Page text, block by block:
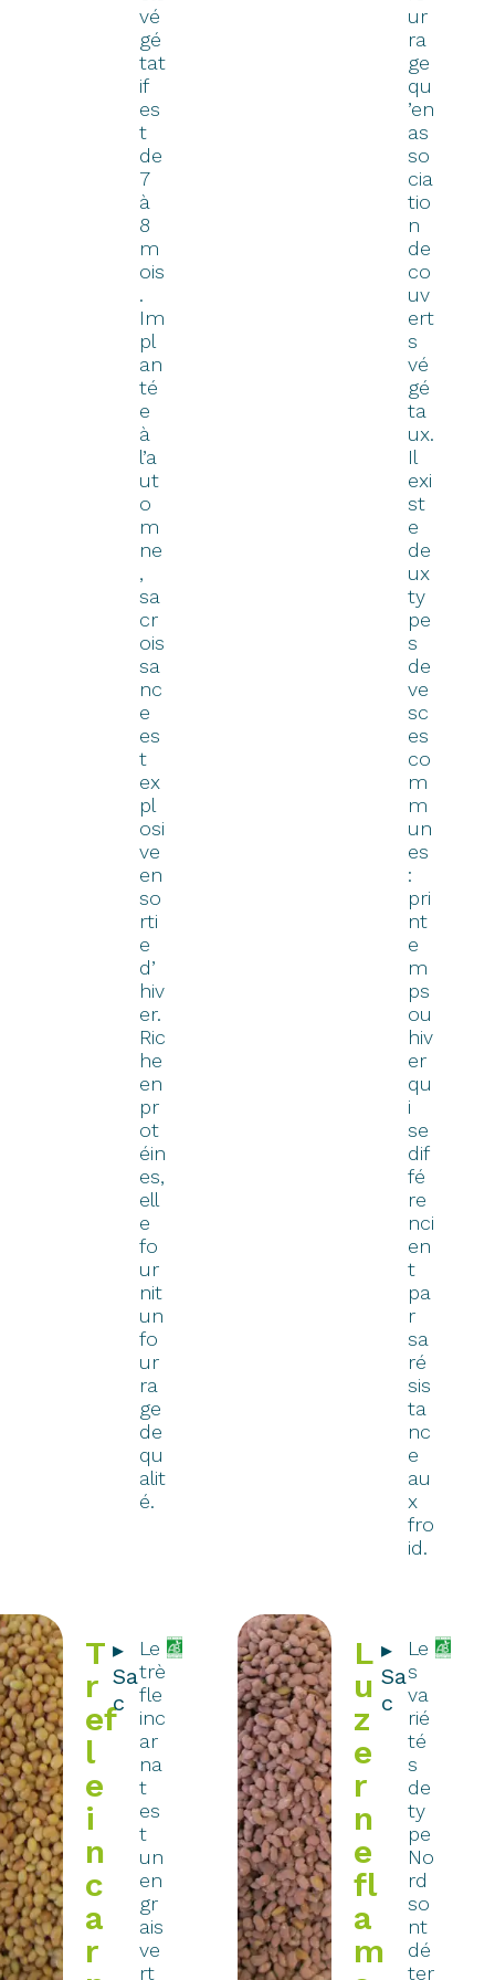
vé
gé
tat
if
es
t
de
7
à
8
m
ois
.
Im
pl
an
té
e
à
l’a
ut
o
m
ne
,
sa
cr
ois
sa
nc
e
es
t
ex
pl
osi
ve
en
so
rti
e
d’
hiv
er.
Ric
he
en
pr
ot
éin
es,
ell
e
fo
ur
nit
un
fo
ur
ra
ge
de
qu
alit
é.
ur
ra
ge
qu
’en
as
so
cia
tio
n
de
co
uv
ert
s
vé
gé
ta
ux.
Il
exi
st
e
de
ux
ty
pe
s
de
ve
sc
es
co
m
m
un
es
:
pri
nt
e
m
ps
ou
hiv
er
qu
i
se
dif
fé
re
nci
en
t
pa
r
sa
ré
sis
ta
nc
e
au
x
fro
id.
T
r
ef
l
e
i
n
c
a
r
▸
Sa
c
Le
trè
fle
inc
ar
na
t
es
t
un
en
gr
ais
ve
rt
L
u
z
e
r
n
e
fl
a
m
▸
Sa
c
Le
s
va
rié
té
s
de
ty
pe
No
rd
so
nt
dé
ter